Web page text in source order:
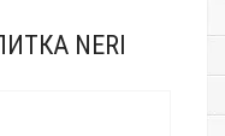
NERI